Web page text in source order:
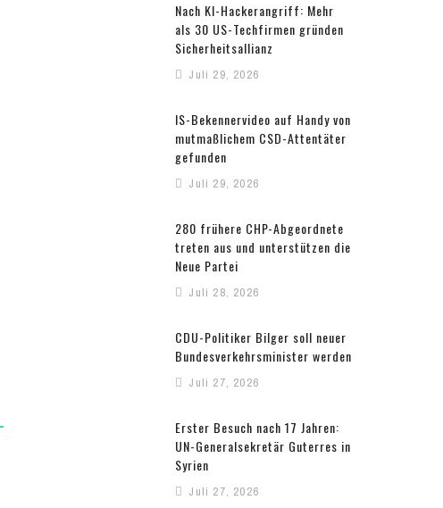
Nach KI-Hackerangriff: Mehr
als 30 US-Techfirmen gründen
Sicherheitsallianz
Juli 29, 2026
IS-Bekennervideo auf Handy von
mutmaßlichem CSD-Attentäter
gefunden
Juli 29, 2026
280 frühere CHP-Abgeordnete
treten aus und unterstützen die
Neue Partei
Juli 28, 2026
CDU-Politiker Bilger soll neuer
Bundesverkehrsminister werden
Juli 27, 2026
Erster Besuch nach 17 Jahren:
UN-Generalsekretär Guterres in
Syrien
Juli 27, 2026